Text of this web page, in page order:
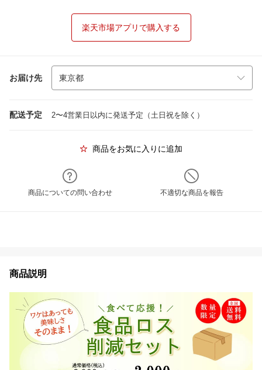
楽天市場アプリで購入する
お届け先
配送予定 2〜4営業日以内に発送予定（土日祝を除く）
商品をお気に入りに追加
商品についての問い合わせ 不適切な商品を報告
商品説明